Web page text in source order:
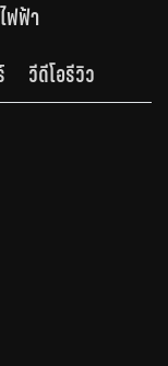
ฟฟ้า
วีดีโอรีวิว